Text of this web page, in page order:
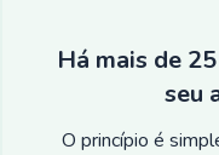
Há mais de
seu
O princípio é